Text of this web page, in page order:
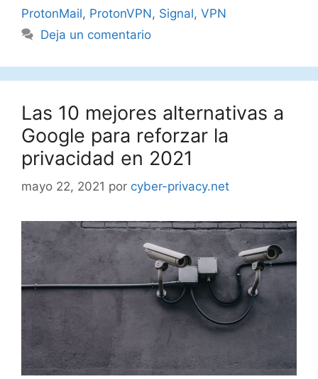
ProtonMail, ProtonVPN, Signal, VPN
Deja un comentario
Las 10 mejores alternativas a
Google para reforzar la
privacidad en 2021
mayo 22, 2021 por cyber-privacy.net